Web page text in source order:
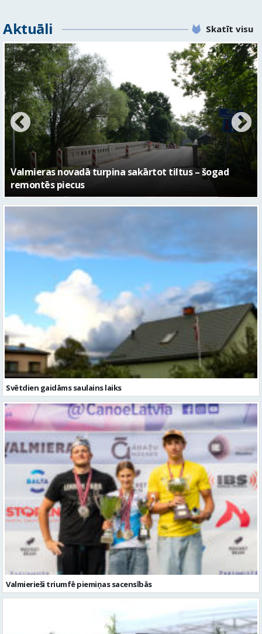
Aktuāli Skatīt visu
No pagaidu teātra līdz laikmetīgās kultūras centram
– kā attīstīsies “Kurtuve”
Svētdien gaidāms saulains laiks
Valmierieši triumfē piemiņas sacensībās